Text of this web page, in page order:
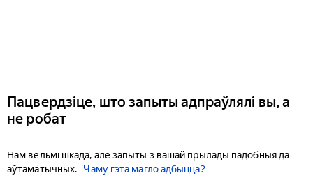
Пацвердзіце, што запыты адпраўлялі вы, а
не робат
Нам вельмі шкада, але запыты з вашай прылады падобныя да
аўтаматычных.
Чаму гэта магло адбыцца?